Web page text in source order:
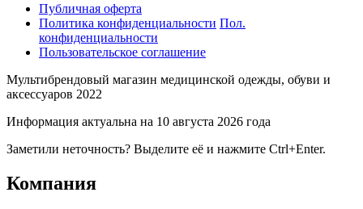
Публичная оферта
Политика конфиденциальности Пол.
конфиденциальности
Пользовательское соглашение
Мультибрендовый магазин медицинской одежды, обуви и
аксессуаров 2022
Информация актуальна на 10 августа 2026 года
Заметили неточность? Выделите её и нажмите Ctrl+Enter.
Компания